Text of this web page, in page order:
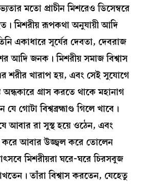
মতো প্রাচীন মিশরেও ডিসেম্বরে
মিশরীয় রূপকথা অনুযায়ী আদি
একাধারে সূর্যের দেবতা, দেবরাজ
আদি জনক। মিশরীয় সমাজ বিশ্বাস
শরীর খারাপ হয়, এবং সেই সুযোগে
গ্রাস করতে থাকে মহানাগ
গোটা বিশ্বব্রহ্মাণ্ড গিলে খাবে।
আবার রা সুস্থ হয়ে ওঠেন, এবং
আবার উজ্জ্বল করে তোলেন
মিশরীয়রা ঘরে-ঘরে চিরসবুজ
তাঁরা বিশ্বাস করতেন, যেহেতু